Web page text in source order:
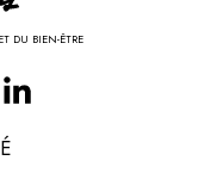
DU BIEN-ÊTRE